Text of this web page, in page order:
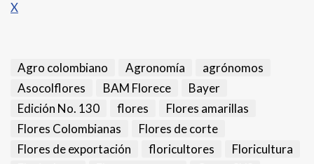
X
Agro colombiano Agronomía
agrónomos
Asocolflores
BAM Florece
Bayer
Edición No. 130
flores
Flores amarillas
Flores Colombianas
Flores de corte
Flores de exportación
floricultores
Floricultura